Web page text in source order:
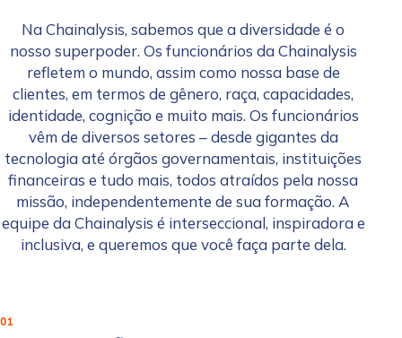
Na Chainalysis, sabemos que a diversidade é o
nosso superpoder. Os funcionários da Chainalysis
refletem o mundo, assim como nossa base de
clientes, em termos de gênero, raça, capacidades,
identidade, cognição e muito mais. Os funcionários
vêm de diversos setores – desde gigantes da
tecnologia até órgãos governamentais, instituições
financeiras e tudo mais, todos atraídos pela nossa
missão, independentemente de sua formação. A
equipe da Chainalysis é interseccional, inspiradora e
inclusiva, e queremos que você faça parte dela.
01